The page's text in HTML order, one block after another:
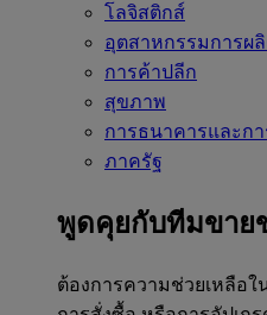
โลจิสติกส์
อุตสาหกรรมการผ
การค้าปลีก
สุขภาพ
การธนาคารและกา
ภาครัฐ
พูดคุยกับทีมขาย
ต้องการความช่วยเหลือ